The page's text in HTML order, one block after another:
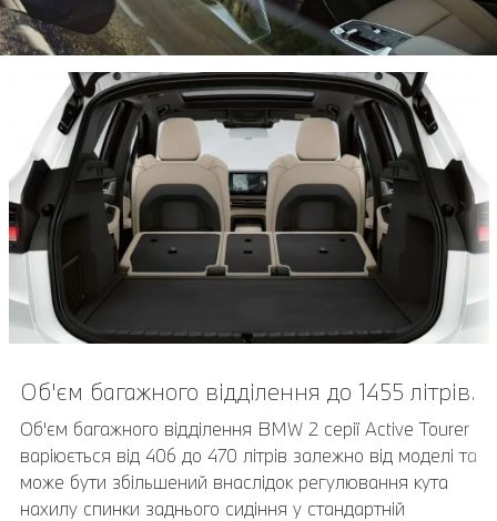
Об'єм багажного відділення до 1455 літрів.
Об'єм багажного відділення BMW 2 серії Active Tourer
варіюється від 406 до 470 літрів залежно від моделі та
може бути збільшений внаслідок регулювання кута
нахилу спинки заднього сидіння у стандартній